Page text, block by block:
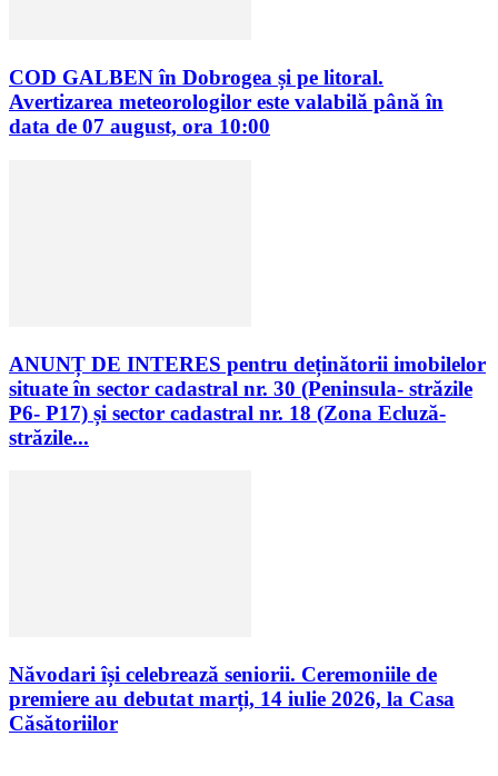
COD GALBEN în Dobrogea și pe litoral.
Avertizarea meteorologilor este valabilă până în
data de 07 august, ora 10:00
ANUNȚ DE INTERES pentru deținătorii imobilelor
situate în sector cadastral nr. 30 (Peninsula- străzile
P6- P17) și sector cadastral nr. 18 (Zona Ecluză-
străzile...
Năvodari își celebrează seniorii. Ceremoniile de
premiere au debutat marți, 14 iulie 2026, la Casa
Căsătoriilor